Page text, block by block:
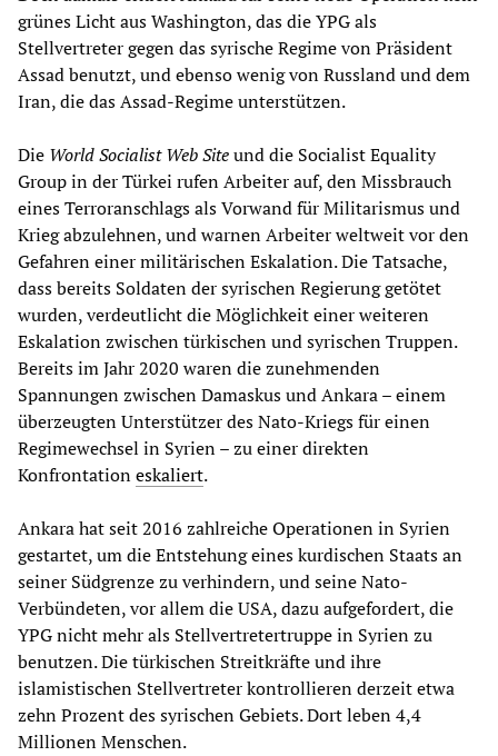
grünes Licht aus Washington, das die YPG als
Stellvertreter gegen das syrische Regime von Präsident
Assad benutzt, und ebenso wenig von Russland und dem
Iran, die das Assad-Regime unterstützen.
Die World Socialist Web Siteund die Socialist Equality
Group in der Türkei rufen Arbeiter auf, den Missbrauch
eines Terroranschlags als Vorwand für Militarismus und
Krieg abzulehnen, und warnen Arbeiter weltweit vor den
Gefahren einer militärischen Eskalation. Die Tatsache,
dass bereits Soldaten der syrischen Regierung getötet
wurden, verdeutlicht die Möglichkeit einer weiteren
Eskalation zwischen türkischen und syrischen Truppen.
Bereits im Jahr 2020 waren die zunehmenden
Spannungen zwischen Damaskus und Ankara – einem
überzeugten Unterstützer des Nato-Kriegs für einen
Regimewechsel in Syrien – zu einer direkten
Konfrontationeskaliert.
Ankara hat seit 2016 zahlreiche Operationen in Syrien
gestartet, um die Entstehung eines kurdischen Staats an
seiner Südgrenze zu verhindern, und seine Nato-
Verbündeten, vor allem die USA, dazu aufgefordert, die
YPG nicht mehr als Stellvertretertruppe in Syrien zu
benutzen. Die türkischen Streitkräfte und ihre
islamistischen Stellvertreter kontrollieren derzeit etwa
zehn Prozent des syrischen Gebiets. Dort leben 4,4
Millionen Menschen.